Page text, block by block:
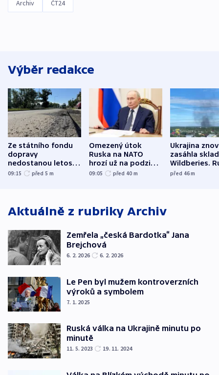
Archiv ČT24
Výběr redakce
Ze státního fondu
dopravy
nedostanou letos
kraje na silnice ani
09:15 před 5 m
Omezený útok
Ruska na NATO
hrozí už na podzim,
varují tajné služby
09:05 před 40 m
Ukrajina
zasáhla
Wildberies.
útočili v
před 46m
Aktuálně z rubriky Archiv
Zemřela „česká Bardotka“ Jana
Brejchová
6. 2. 2026 6. 2. 2026
Le Pen byl mužem kontroverzních
výroků a symbolem
7. 1. 2025
Ruská válka na Ukrajině minutu po
minutě
11. 5. 2023 19. 11. 2024